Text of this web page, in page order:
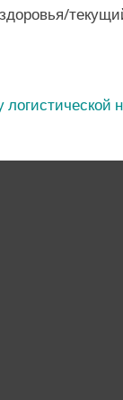
логистической